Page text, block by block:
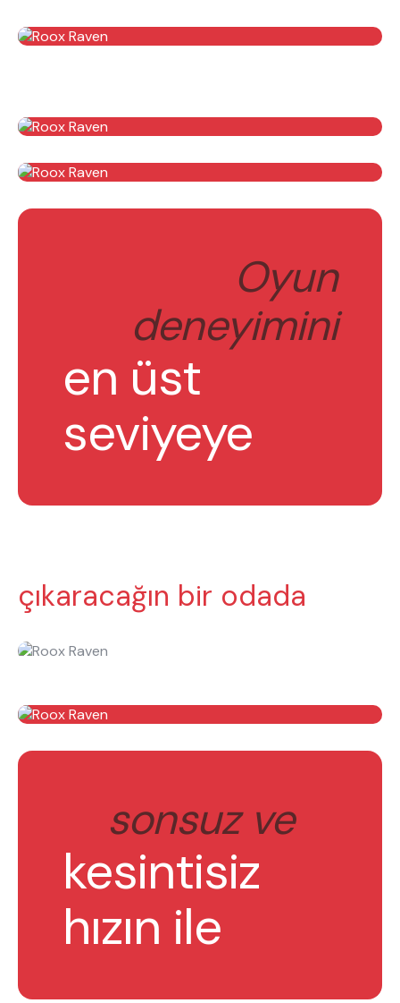
çocuk odası
Oyun
deneyimini
en üst
seviyeye
çıkaracağın bir odada
sonsuz ve
kesintisiz
hızın ile